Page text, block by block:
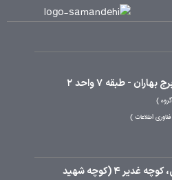
- طبقه 7 واحد 2
اطلاعات
البرز، نظرآباد، الغدیر جنوبی، کوچه غدیر 4 (کوچه شهید